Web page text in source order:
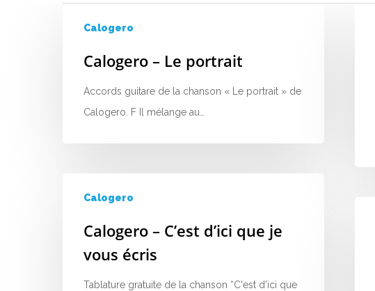
Hit enter to search or ESC to close
Calogero
Calogero – Le portrait
Accords guitare de la chanson « Le portrait » de
Calogero. F Il mélange au…
Calogero
Calogero – C’est d’ici que je
vous écris
Tablature gratuite de la chanson “C'est d'ici que